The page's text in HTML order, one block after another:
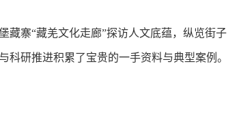
藏寨“藏羌文化走廊”探访人文底蕴，纵览街子
科研推进积累了宝贵的一手资料与典型案例。